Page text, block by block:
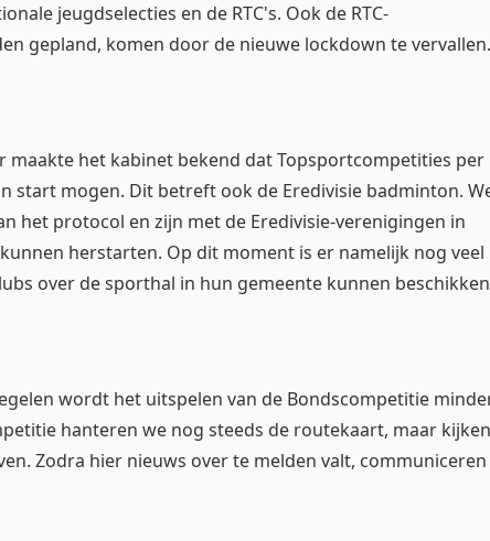
jeugdselecties en de RTC's. Ook de RTC-
gepland, komen door de nieuwe lockdown te vervallen.
maakte het kabinet bekend dat Topsportcompetities per
start mogen. Dit betreft ook de Eredivisie badminton.
het protocol en zijn met de Eredivisie-verenigingen in
herstarten. Op dit moment is er namelijk nog veel
over de sporthal in hun gemeente kunnen
wordt het uitspelen van de Bondscompetitie
hanteren we nog steeds de routekaart, maar kijken
Zodra hier nieuws over te melden valt, communiceren